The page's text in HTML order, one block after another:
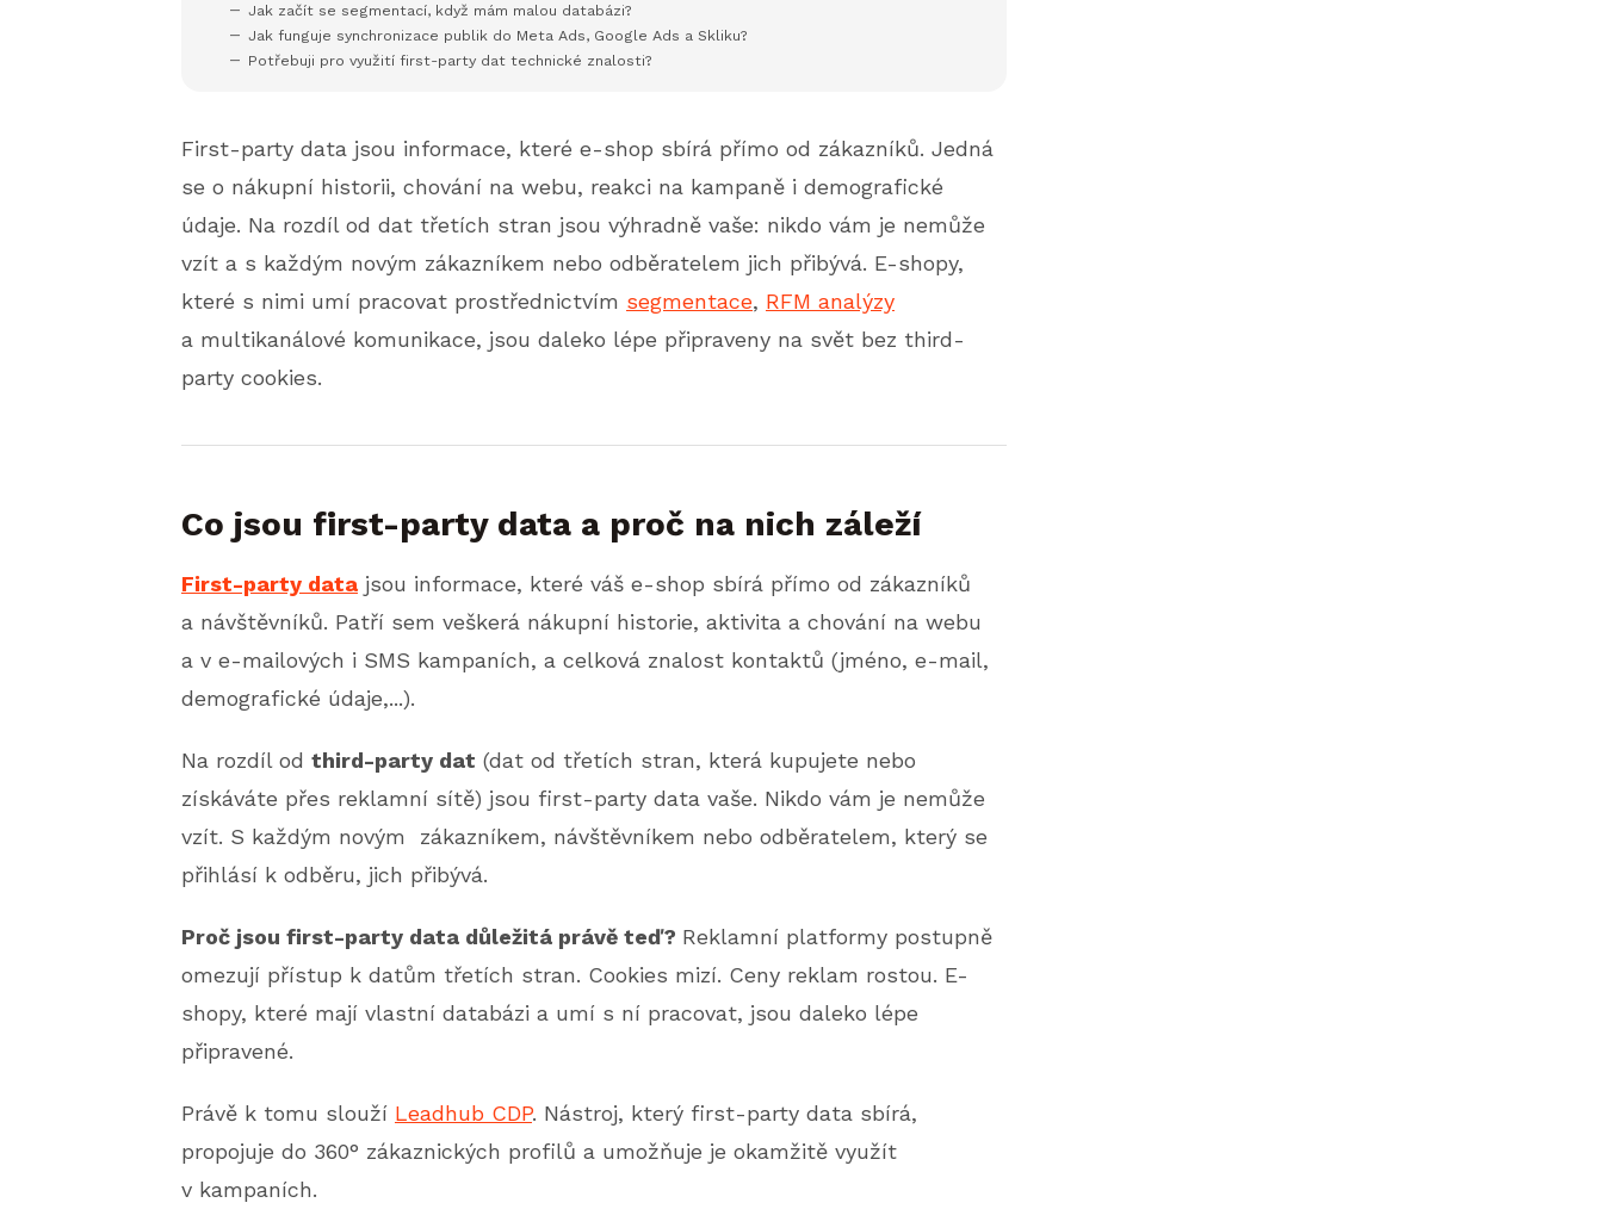
Jak začít se segmentací, když mám malou databázi?
Jak funguje synchronizace publik do Meta Ads, Google Ads a Skliku?
Potřebuji pro využití first-party dat technické znalosti?
First-party data jsou informace, které e-shop sbírá přímo od zákazníků. Jedná
se o nákupní historii, chování na webu, reakci na kampaně i demografické
údaje. Na rozdíl od dat třetích stran jsou výhradně vaše: nikdo vám je nemůže
vzít a s každým novým zákazníkem nebo odběratelem jich přibývá. E-shopy,
které s nimi umí pracovat prostřednictvím segmentace, RFM analýzy
a multikanálové komunikace, jsou daleko lépe připraveny na svět bez third-
party cookies.
Co jsou first-party data a proč na nich záleží
First-party data jsou informace, které váš e-shop sbírá přímo od zákazníků
a návštěvníků. Patří sem veškerá nákupní historie, aktivita a chování na webu
a v e-mailových i SMS kampaních, a celková znalost kontaktů (jméno, e-mail,
demografické údaje,...).
Na rozdíl od third-party dat (dat od třetích stran, která kupujete nebo
získáváte přes reklamní sítě) jsou first-party data vaše. Nikdo vám je nemůže
vzít. S každým novým zákazníkem, návštěvníkem nebo odběratelem, který se
přihlásí k odběru, jich přibývá.
Proč jsou first-party data důležitá právě teď? Reklamní platformy postupně
omezují přístup k datům třetích stran. Cookies mizí. Ceny reklam rostou. E-
shopy, které mají vlastní databázi a umí s ní pracovat, jsou daleko lépe
připravené.
Právě k tomu slouží Leadhub CDP. Nástroj, který first-party data sbírá,
propojuje do 360° zákaznických profilů a umožňuje je okamžitě využít
v kampaních.